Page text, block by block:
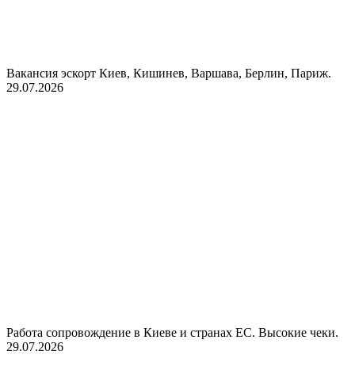
Вакансия эскорт Киев, Кишинев, Варшава, Берлин, Париж.
29.07.2026
Работа сопровождение в Киеве и странах ЕС. Высокие чеки.
29.07.2026